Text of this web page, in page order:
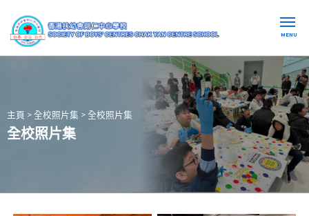
MENU
主頁 > 全校照片集 > 全校照片集
全校照片集